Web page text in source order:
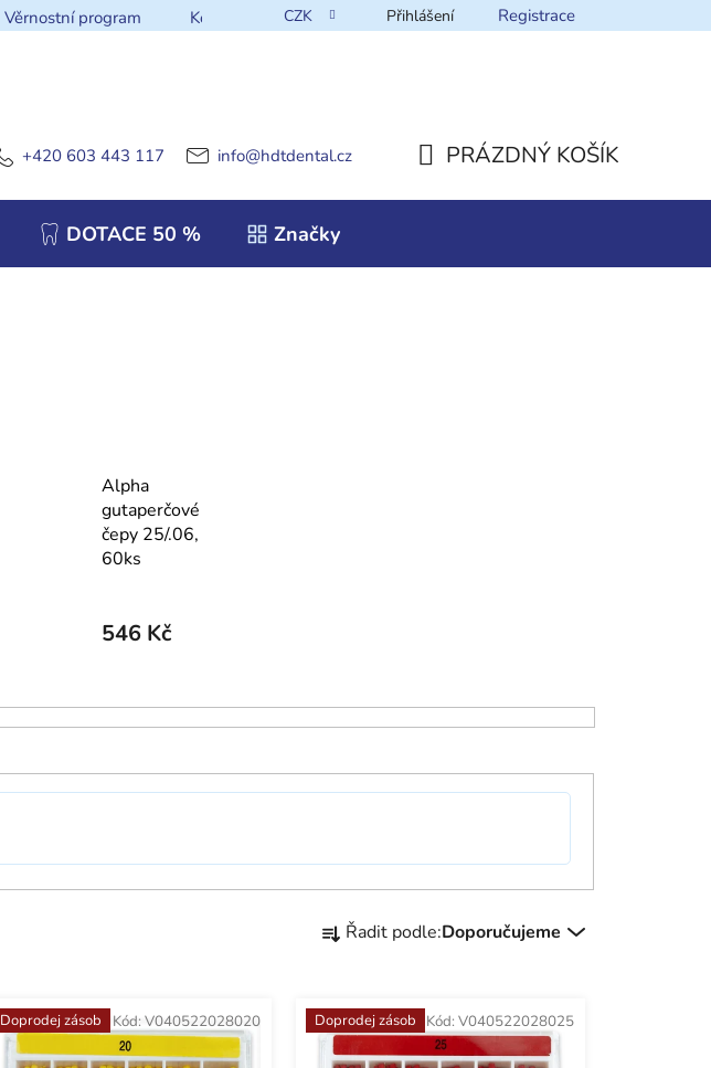
Věrnostní program Kontakt CZK Přihlášení Registrace
+420 603 443 117 info@hdtdental.cz PRÁZDNÝ KOŠÍK
DOTACE 50 % Značky
Alpha
gutaperčové
čepy 25/.06,
60ks
546 Kč
a
e
n
Řadit podle:Doporučujeme
Doprodej zásob Kód:V040522028020 Doprodej zásob Kód: V040522028025